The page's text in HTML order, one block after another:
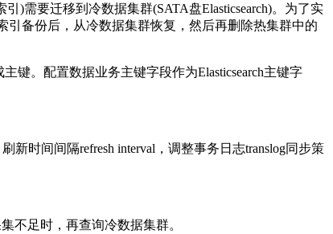
)需要迁移到冷数据集群(SATA盘Elasticsearch)。为了实
引备份后，从冷数据集群恢复，然后再删除热集群中的
键。配置数据业务主键字段作为Elasticsearch主键字
时间间隔refresh interval，调整事务日志translog同步策
不足时，再查询冷数据集群。